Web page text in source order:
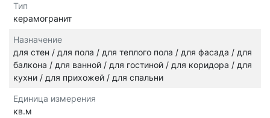
Тип
керамогранит
Назначение
для стен / для пола / для теплого пола / для фасада / для
балкона / для ванной / для гостиной / для коридора / для
кухни / для прихожей / для спальни
Единица измерения
кв.м